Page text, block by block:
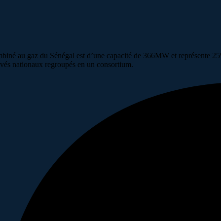
au gaz du Sénégal est d’une capacité de 366MW et représente
nationaux regroupés en un consortium.